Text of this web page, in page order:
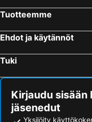
Tuotteemme
Ehdot ja käytännöt
Tuki
Kirjaudu
jäsenedut
Yksilöity